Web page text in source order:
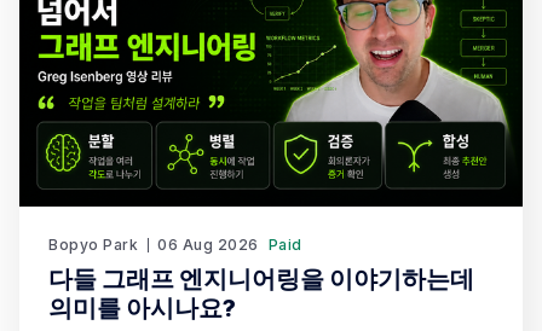
를 나눠 흥미롭게 시청했습니다. 어떤 이야기를 나눴
을까요?
Bopyo Park 06 Aug 2026 Paid
다들 그래프 엔지니어링을 이야기하는데
의미를 아시나요?